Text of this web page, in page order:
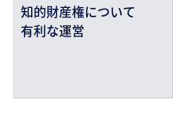
知的財産権について
有利な運営